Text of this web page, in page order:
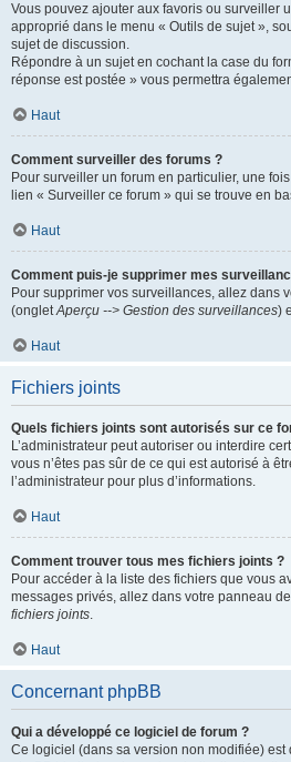
Vous pouvez ajouter aux favoris ou surveiller
approprié dans le menu « Outils de sujet »,
sujet de discussion.
Répondre à un sujet en cochant la case du
réponse est postée » vous permettra
Haut
Comment surveiller des forums ?
Pour surveiller un forum en particulier, une
lien « Surveiller ce forum » qui se trouve en
Haut
Comment puis-je supprimer mes
Pour supprimer vos surveillances, allez dans
(ongletAperçu --> Gestion des surveillances)
Haut
Fichiers joints
Quels fichiers joints sont autorisés sur ce
L’administrateur peut autoriser ou interdire
vous n’êtes pas sûr de ce qui est autorisé à
l’administrateur pour plus d’informations.
Haut
Comment trouver tous mes fichiers joints ?
Pour accéder à la liste des fichiers que vous
messages privés, allez dans votre panneau
fichiers joints.
Haut
Concernant phpBB
Qui a développé ce logiciel de forum ?
Ce logiciel (dans sa version non modifiée)